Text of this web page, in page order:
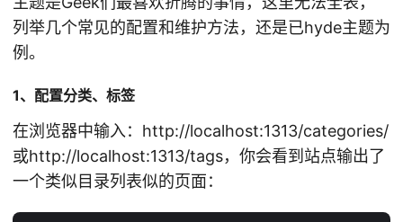
列举几个常见的配置和维护方法，还是已hyde主题为
例。
1、配置分类、标签
在浏览器中输入：http://localhost:1313/categories/
或http://localhost:1313/tags，你会看到站点输出了
一个类似目录列表似的页面：